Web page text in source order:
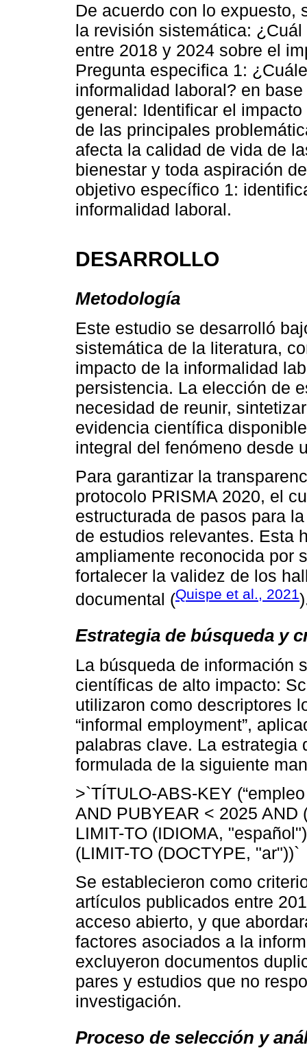
De acuerdo con lo expuesto,
la revisión sistemática:
entre 2018 y 2024 sobre el
Pregunta especifica 1:
informalidad laboral? en
general: Identificar el
de las principales
afecta la calidad de vida de
bienestar y toda aspiración
objetivo específico 1:
informalidad laboral.
DESARROLLO
Metodología
Este estudio se desarrolló
sistemática de la literatura,
impacto de la informalidad
persistencia. La elección de
necesidad de reunir,
evidencia científica
integral del fenómeno desde
Para garantizar la
protocolo PRISMA 2020, el
estructurada de pasos para
de estudios relevantes. Esta
ampliamente reconocida por
fortalecer la validez de los
documental (Quispe et al., 2021
Estrategia de búsqueda y
La búsqueda de información
científicas de alto impacto:
utilizaron como descriptores
“informal employment”,
palabras clave. La estrategia
formulada de la siguiente
>`TÍTULO-ABS-KEY
AND PUBYEAR < 2025 AND
LIMIT-TO (IDIOMA,
(LIMIT-TO (DOCTYPE, "ar"))`
Se establecieron como
artículos publicados entre
acceso abierto, y que
factores asociados a la
excluyeron documentos
pares y estudios que no
investigación.
Proceso de selección y